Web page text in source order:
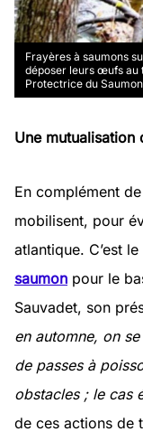
Frayères à saumons
déposer leurs œufs au
Protectrice du Saumon
Une mutualisation
En complément
mobilisent, pour
atlantique. C’est
saumon pour le
Sauvadet, son
en automne, on
de passes à
obstacles ; le cas
de ces actions de